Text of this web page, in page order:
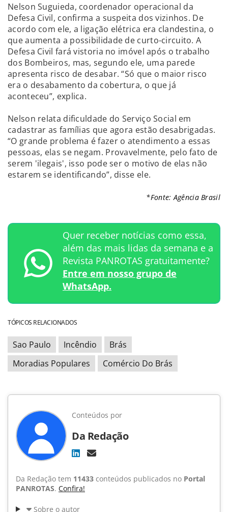
Nelson Suguieda, coordenador operacional da
Defesa Civil, confirma a suspeita dos vizinhos. De
acordo com ele, a ligação elétrica era clandestina, o
que aumenta a possibilidade de curto-circuito. A
Defesa Civil fará vistoria no imóvel após o trabalho
dos Bombeiros, mas, segundo ele, uma parede
apresenta risco de desabar. “Só que o maior risco
era o desabamento da cobertura, o que já
aconteceu”, explica.
Nelson relata dificuldade do Serviço Social em
cadastrar as famílias que agora estão desabrigadas.
“O grande problema é fazer o atendimento a essas
pessoas, elas se negam. Provavelmente, pelo fato de
serem 'ilegais', isso pode ser o motivo de elas não
estarem se identificando”, disse ele.
*Fonte: Agência Brasil
Quer receber notícias como essa,
além das mais lidas da semana e a
Revista PANROTAS gratuitamente?
Entre em nosso grupo de
WhatsApp.
TÓPICOS RELACIONADOS
Sao Paulo Incêndio
Brás
Moradias Populares
Comércio Do Brás
Conteúdos por
Da Redação
Da Redação tem 11433 conteúdos publicados no Portal
PANROTAS. Confira!
Sobre o autor